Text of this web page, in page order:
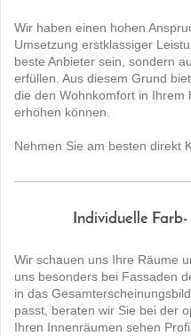
Wir haben einen hohen
Umsetzung erstklassiger
beste Anbieter sein, sondern
erfüllen. Aus diesem Grund
die den Wohnkomfort in Ihrem
erhöhen können.
Nehmen Sie am besten direkt
Individuelle
Wir schauen uns Ihre Räume
uns besonders bei Fassaden
in das
passt, beraten wir Sie bei der
Ihren Innenräumen sehen